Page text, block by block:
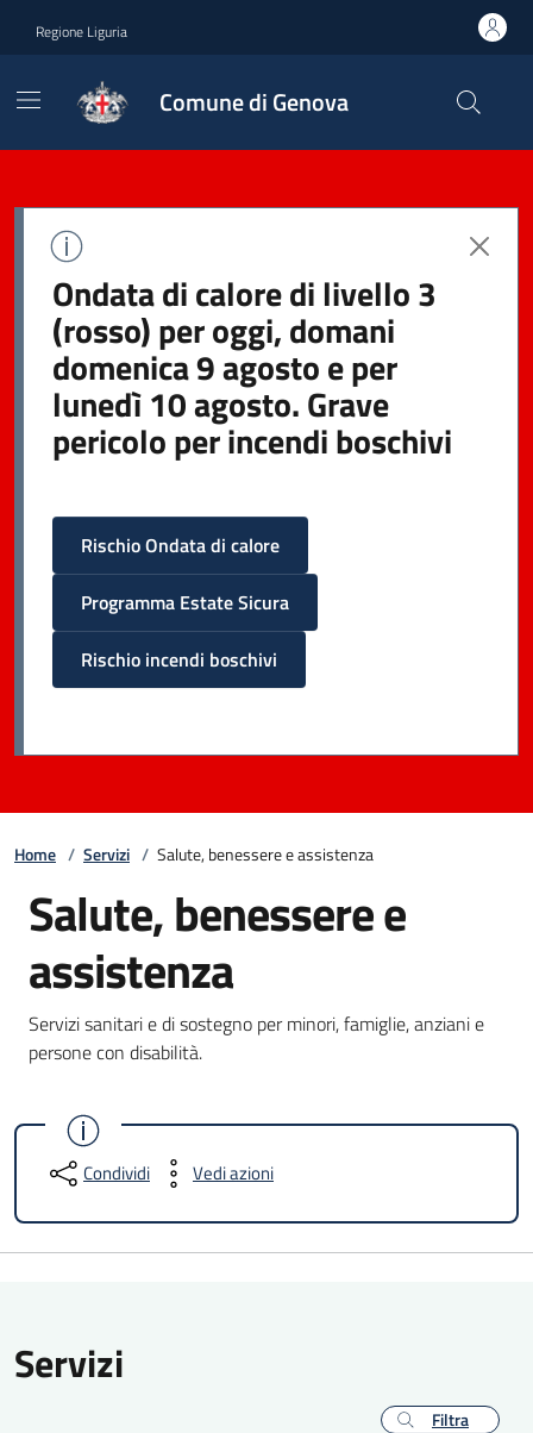
Regione Liguria
Comune di Genova
Ondata di calore di livello 3
(rosso) per oggi, domani
domenica 9 agosto e per
lunedì 10 agosto. Grave
pericolo per incendi boschivi
Rischio Ondata di calore
Programma Estate Sicura
Rischio incendi boschivi
Home / Servizi / Salute, benessere e assistenza
Salute, benessere e
assistenza
Servizi sanitari e di sostegno per minori, famiglie, anziani e
persone con disabilità.
Condividi Vedi azioni
Servizi
Filtra